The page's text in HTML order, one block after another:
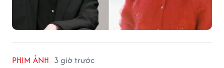
PHIM ẢNH 3 giờ trước